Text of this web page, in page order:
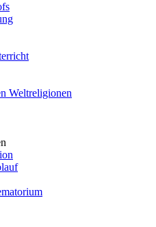
Weltreligionen